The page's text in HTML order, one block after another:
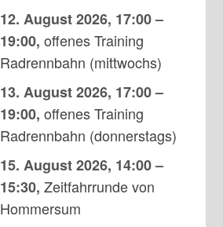
12. August 2026, 17:00–
19:00, offenes Training
Radrennbahn (mittwochs)
13. August 2026, 17:00–
19:00, offenes Training
Radrennbahn (donnerstags)
15. August 2026, 14:00–
15:30, Zeitfahrrunde von
Hommersum